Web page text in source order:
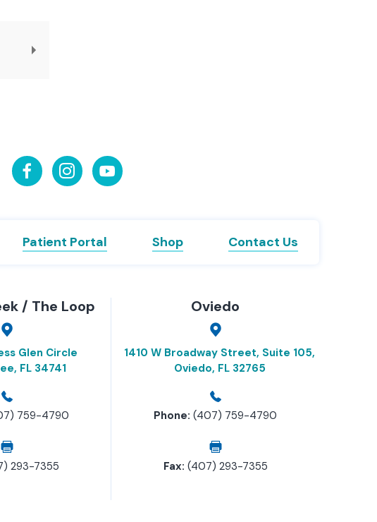
Patient Portal Shop Contact Us
/ The Loop
Glen Circle
FL 34741
759-4790
293-7355
Oviedo
1410 W Broadway Street, Suite 105,
Oviedo, FL 32765
Phone:(407) 759-4790
Fax: (407) 293-7355